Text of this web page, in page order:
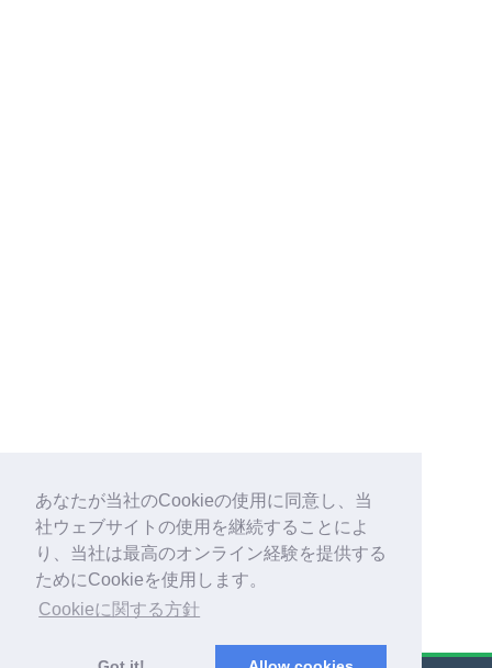
あなたが当社のCookieの使用に同意し、当
社ウェブサイトの使用を継続することによ
り、当社は最高のオンライン経験を提供する
ためにCookieを使用します。
Cookieに関する方針